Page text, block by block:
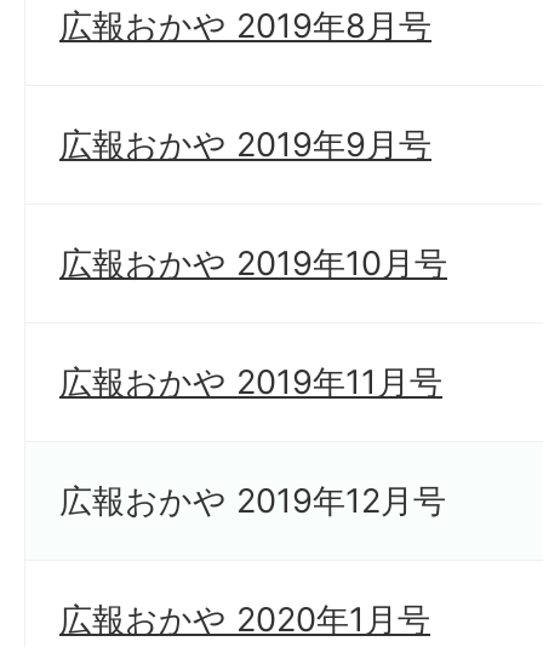
広報おかや 2019年8月号
広報おかや 2019年9月号
広報おかや 2019年10月号
広報おかや 2019年11月号
広報おかや 2019年12月号
広報おかや 2020年1月号